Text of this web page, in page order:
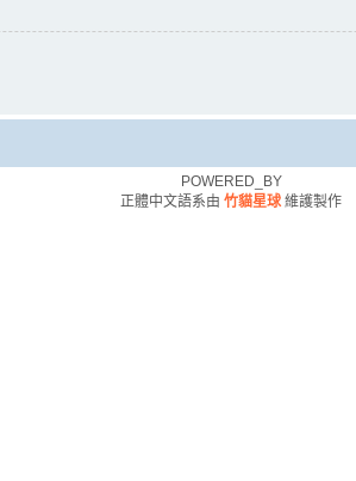
POWERED_BY
正體中文語系由 竹貓星球維護製作